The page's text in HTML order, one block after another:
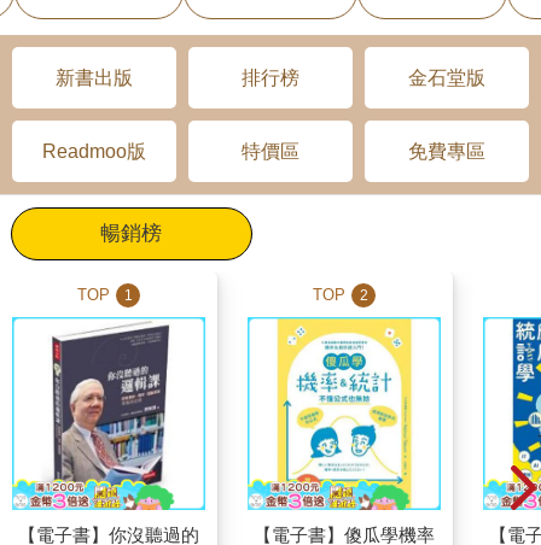
新書出版 排行榜 金石堂版
Readmoo版 特價區 免費專區
暢銷榜
TOP 1
【電子書】你沒聽過的
TOP 2
【電子書】傻瓜學機率
【電